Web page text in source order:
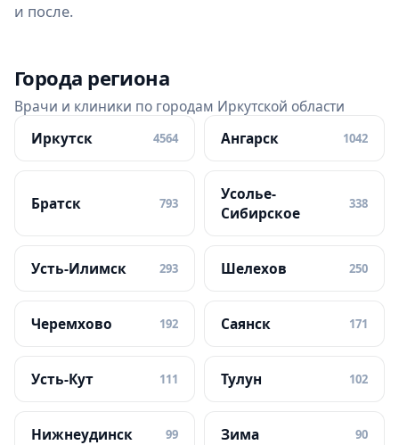
и после.
Города региона
Врачи и клиники по городам Иркутской области
Иркутск
4564 Ангарск 1042
Братск 793
Усолье-
Сибирское
338
Усть-Илимск 293 Шелехов 250
Черемхово 192 Саянск 171
Усть-Кут 111 Тулун 102
Нижнеудинск 99 Зима 90